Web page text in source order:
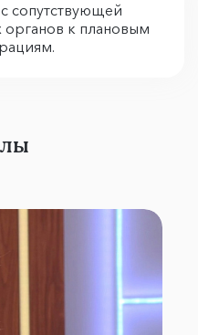
сопутствующей
органов к плановым